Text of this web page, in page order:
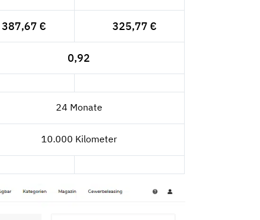
387,67 € 325,77 €
0,92
24 Monate
10.000 Kilometer